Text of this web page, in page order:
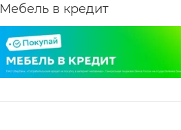
Мебель в кредит